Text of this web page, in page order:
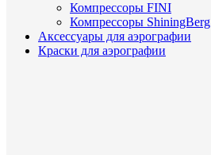
Компрессоры FINI
Компрессоры ShiningBerg
Аксессуары для аэрографии
Краски для аэрографии